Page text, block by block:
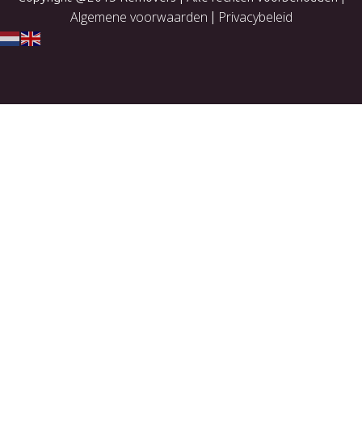
Algemene voorwaarden Privacybeleid